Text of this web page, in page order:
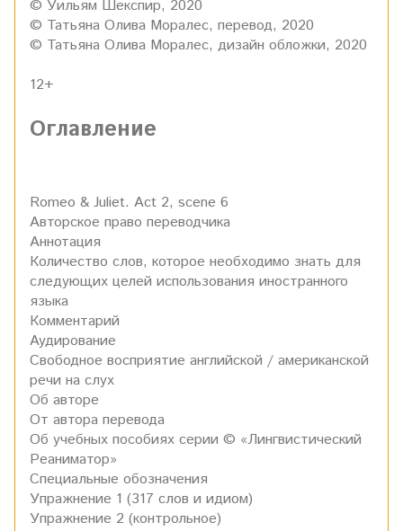
© Уильям Шекспир, 2020
© Татьяна Олива Моралес, перевод, 2020
© Татьяна Олива Моралес, дизайн обложки, 2020
12+
Оглавление
Romeo & Juliet. Act 2, scene 6
Авторское право переводчика
Аннотация
Количество слов, которое необходимо знать для
следующих целей использования иностранного
языка
Комментарий
Аудирование
Свободное восприятие английской / американской
речи на слух
Об авторе
От автора перевода
Об учебных пособиях серии © «Лингвистический
Реаниматор»
Специальные обозначения
Упражнение 1 (317 слов и идиом)
Упражнение 2 (контрольное)